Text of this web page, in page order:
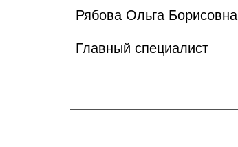
Рябова Ольга Борисовна
Главный специалист